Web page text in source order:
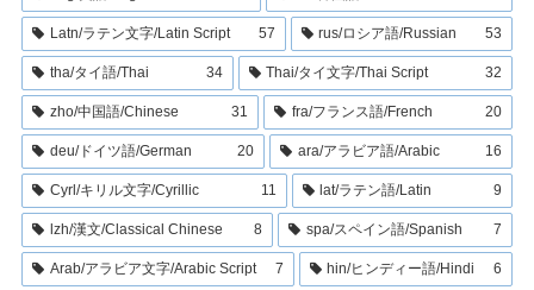
Latn/ラテン文字/Latin Script 57 rus/ロシア語/Russian 53
tha/タイ語/Thai 34 Thai/タイ文字/Thai Script 32
zho/中国語/Chinese 31 fra/フランス語/French 20
deu/ドイツ語/German 20 ara/アラビア語/Arabic 16
Cyrl/キリル文字/Cyrillic 11 lat/ラテン語/Latin 9
lzh/漢文/Classical Chinese 8 spa/スペイン語/Spanish 7
Arab/アラビア文字/Arabic Script 7 hin/ヒンディー語/Hindi 6